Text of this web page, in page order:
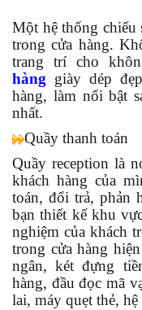
Một hệ thống chiếu
trong cửa hàng.
trang trí cho
hàng giày dép
hàng, làm nổi bật
nhất.
Quầy thanh toán
Quầy reception là
khách hàng của
toán, đổi trả, phản
bạn thiết kế khu
nghiệm của khách
trong cửa hàng
ngân, két đựng
hàng, đầu đọc mã
lai, máy quẹt thẻ,